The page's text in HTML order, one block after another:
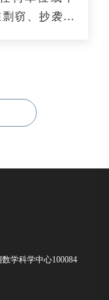
窃、抄袭之
学科学中心100084